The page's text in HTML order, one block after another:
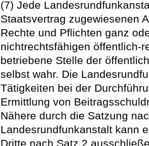
(7) Jede
Staatsvertrag zugewiesenen
Rechte und Pflichten ganz
nichtrechtsfähigen öffentlich-
betriebene Stelle der
selbst wahr. Die
Tätigkeiten bei der
Ermittlung von
Nähere durch die Satzung
Landesrundfunkanstalt kann
Dritte nach Satz 2